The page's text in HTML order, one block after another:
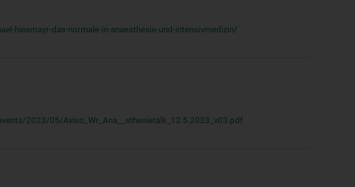
hiesmayr-das-normale-in-anaesthesie-und-intensivmedizin/
2023/05/Aviso_Wr_Ana__sthesietalk_12.5.2023_v03.pdf